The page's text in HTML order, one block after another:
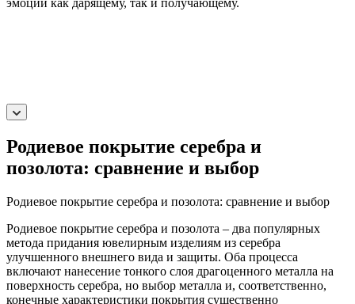
Родиевое покрытие серебра и
позолота: сравнение и выбор
Родиевое покрытие серебра и позолота: сравнение и выбор
Родиевое покрытие серебра и позолота – два популярных
метода придания ювелирным изделиям из серебра
улучшенного внешнего вида и защиты. Оба процесса
включают нанесение тонкого слоя драгоценного металла на
поверхность серебра, но выбор металла и, соответственно,
конечные характеристики покрытия существенно